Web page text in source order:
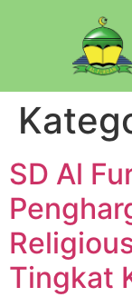
SD Al
Tingkat